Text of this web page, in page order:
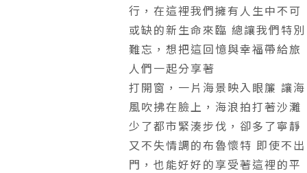
行，在這裡我們擁有人生中不可
或缺的新生命來臨 總讓我們特別
難忘，想把這回憶與幸福帶給旅
人們一起分享著
打開窗，一片海景映入眼簾 讓海
風吹拂在臉上，海浪拍打著沙灘
少了都市緊湊步伐，卻多了寧靜
又不失情調的布魯懷特 即使不出
門，也能好好的享受著這裡的平